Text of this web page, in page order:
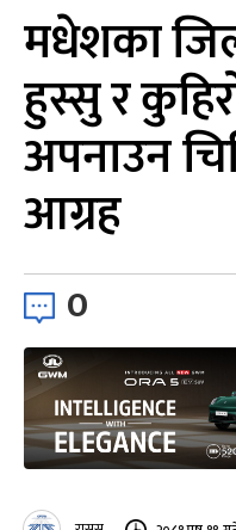
मधेशका
हुस्सु र
अपनाउन
आग्रह
0